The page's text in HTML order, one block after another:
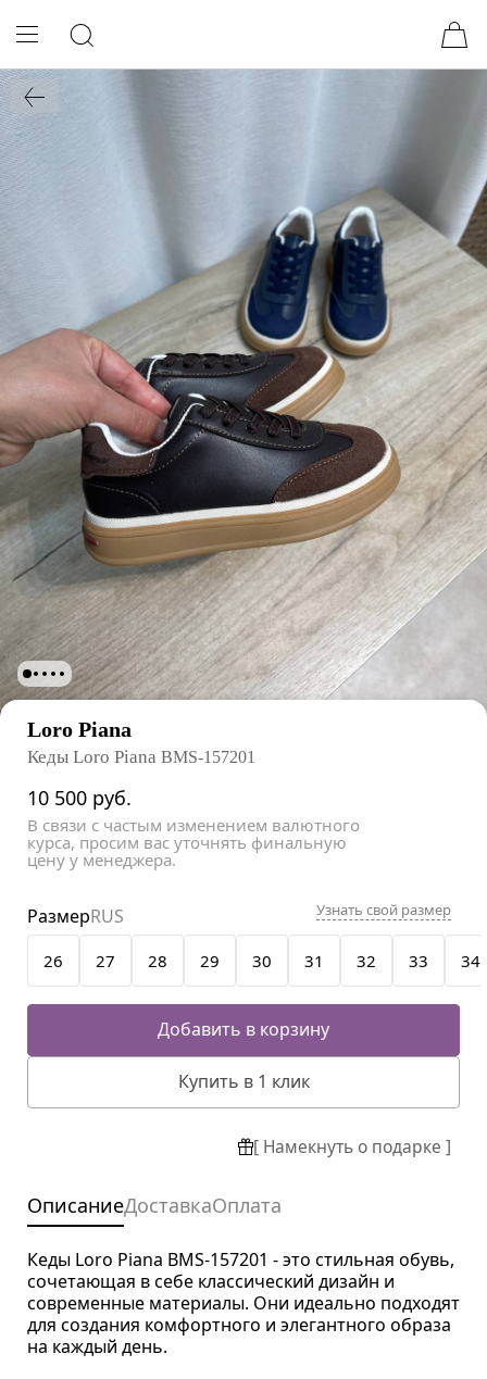
Loro Piana
Кеды Loro Piana BMS-157201
10 500 руб.
В связи с частым изменением валютного
курса, просим вас уточнять финальную
цену у менеджера.
26 27 28 29 30 31 32 33 34
РазмерRUS Узнать свой размер
Добавить в корзину
Купить в 1 клик
[ Намекнуть о подарке ]
ОписаниеДоставкаОплата
Кеды Loro Piana BMS-157201 - это стильная обувь,
сочетающая в себе классический дизайн и
современные материалы. Они идеально подходят
для создания комфортного и элегантного образа
на каждый день.